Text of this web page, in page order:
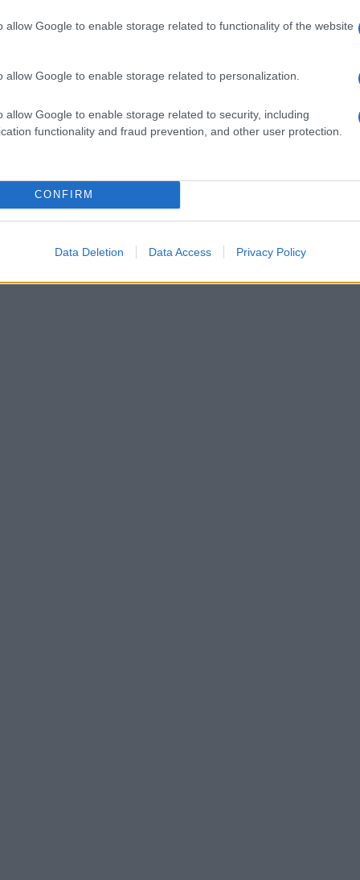
allow Google to enable storage related to functionality of the website
allow Google to enable storage related to personalization.
allow Google to enable storage related to security, including
functionality and fraud prevention, and other user protection.
CONFIRM
Data Deletion Data Access Privacy Policy